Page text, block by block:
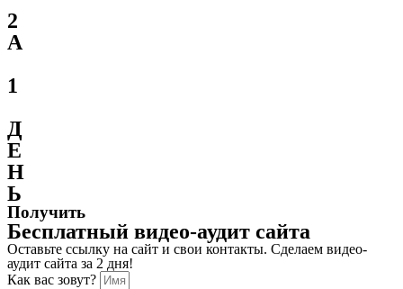
2
А
1
Д
Е
Н
Ь
Получить
Бесплатный видео-аудит сайта
Оставьте ссылку на сайт и свои контакты. Сделаем видео-
аудит сайта за 2 дня!
Как вас зовут?